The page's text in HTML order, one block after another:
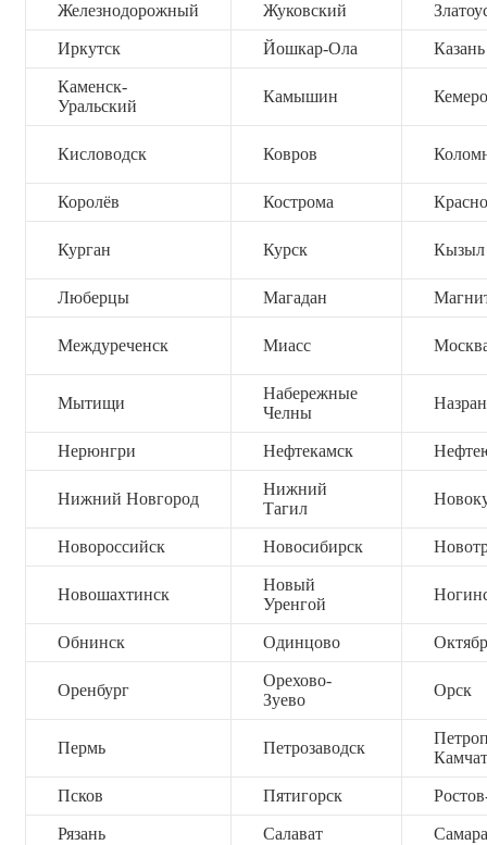
Железнодорожный Жуковский
Иркутск Йошкар-Ола Казань
Каменск-
Уральский
Камышин
Кисловодск Ковров
Королёв Кострома
Курган Курск Кызыл
Люберцы Магадан
Междуреченск Миасс
Мытищи
Набережные
Челны
Нерюнгри Нефтекамск
Нижний Новгород
Нижний
Тагил
Новороссийск Новосибирск
Новошахтинск
Новый
Уренгой
Обнинск Одинцово
Оренбург
Орехово-
Зуево
Орск
Пермь Петрозаводск
Псков Пятигорск
Рязань Салават Самара